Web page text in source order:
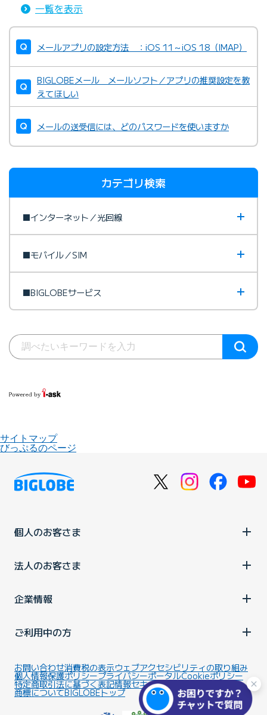
一覧を表示
メールアプリの設定方法 ：iOS 11～iOS 18（IMAP）
BIGLOBEメール メールソフト／アプリの推奨設定を教
えてほしい
メールの送受信には、どのパスワードを使いますか
カテゴリ検索
■インターネット／光回線
■モバイル／SIM
■BIGLOBEサービス
サイトマップ
びっぷるのページ
個人のお客さま
法人のお客さま
企業情報
ご利用中の方
お問い合わせ消費税の表示ウェブアクセシビリティの取り組み
個人情報保護ポリシープライバシーポータルCookieポリシー
特定商取引法に基づく表記情報セキュリティ基本方針
商標についてBIGLOBEトップ